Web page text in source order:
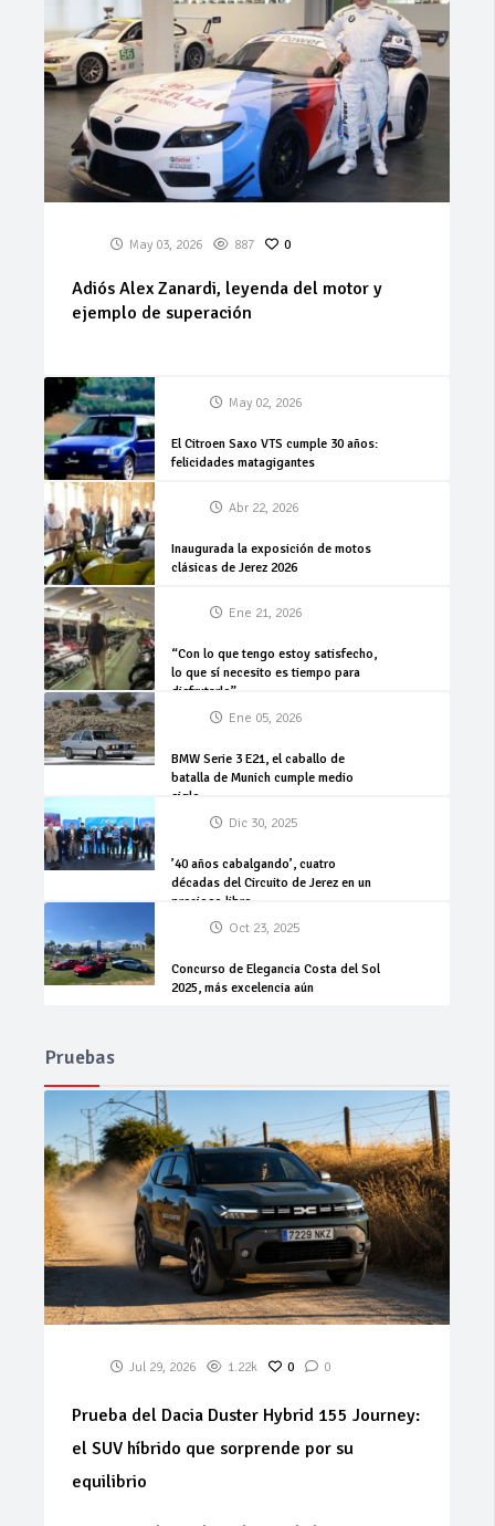
May 03, 2026 887 0
Adiós Alex Zanardi, leyenda del motor y
ejemplo de superación
May 02, 2026
El Citroen Saxo VTS cumple 30 años:
felicidades matagigantes
Abr 22, 2026
Inaugurada la exposición de motos
clásicas de Jerez 2026
Ene 21, 2026
“Con lo que tengo estoy satisfecho,
lo que sí necesito es tiempo para
disfrutarlo”
Ene 05, 2026
BMW Serie 3 E21, el caballo de
batalla de Munich cumple medio
siglo
Dic 30, 2025
’40 años cabalgando’, cuatro
décadas del Circuito de Jerez en un
precioso libro
Oct 23, 2025
Concurso de Elegancia Costa del Sol
2025, más excelencia aún
Pruebas
Jul 29, 2026 1.22k 0 0
Prueba del Dacia Duster Hybrid 155 Journey:
el SUV híbrido que sorprende por su
equilibrio